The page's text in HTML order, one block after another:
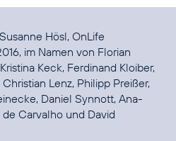
Hösl, OnLife
im Namen von Florian
Keck, Ferdinand Kloiber,
Lenz, Philipp Preißer,
Daniel Synnott, Ana-
Carvalho und David